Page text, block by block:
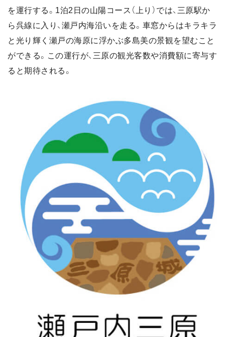
を運行する。1泊2日の山陽コース（上り）では、三原駅か
ら呉線に入り、瀬戸内海沿いを走る。車窓からはキラキラ
と光り輝く瀬戸の海原に浮かぶ多島美の景観を望むこと
ができる。この運行が、三原の観光客数や消費額に寄与す
ると期待される。